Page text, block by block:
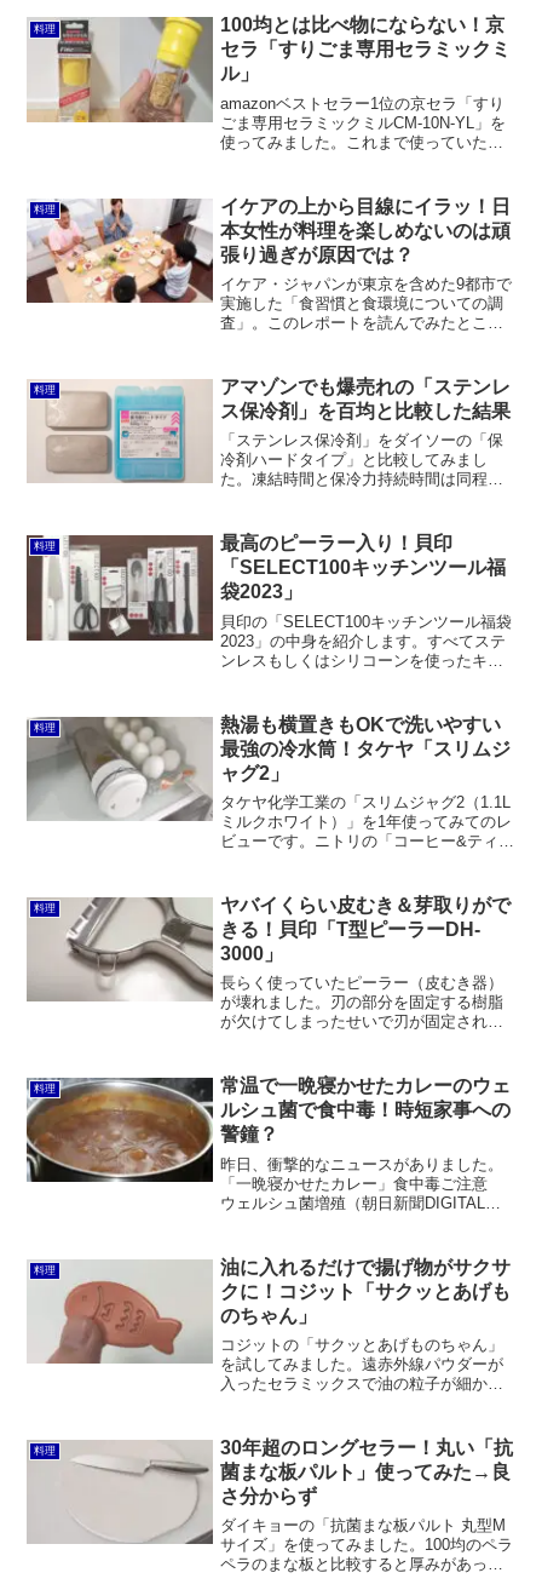
たい私は、凝った調理器具など必要あり
ません。宝の持ち腐れにな...
料理
100均とは比べ物にならない！京
セラ「すりごま専用セラミックミ
ル」
amazonベストセラー1位の京セラ「すり
ごま専用セラミックミルCM-10N-YL」を
使ってみました。これまで使っていたダ
れます。
料理
イケアの上から目線にイラッ！日
本女性が料理を楽しめないのは頑
張り過ぎが原因では？
イケア・ジャパンが東京を含めた9都市で
実施した「食習慣と食環境についての調
査」。このレポートを読んでみたとこ
「イラッ！」としました。 ほとんどの人
にとって料理は“楽しくな...
料理
アマゾンでも爆売れの「ステンレ
ス保冷剤」を百均と比較した結果
「ステンレス保冷剤」をダイソーの「保
冷剤ハードタイプ」と比較してみまし
た。凍結時間と保冷力持続時間は同程
SUS304ステンレスで衛生的である点はメ
リットです。
料理
最高のピーラー入り！貝印
「SELECT100キッチンツール福
袋2023」
貝印の「SELECT100キッチンツール福袋
2023」の中身を紹介します。すべてステ
ンレスもしくはシリコーンを使ったキッ
が、だからこそ気軽に使いやすく、それ
でいて長く使えるものばかりだと思いま
す。
料理
熱湯も横置きもOKで洗いやすい
最強の冷水筒！タケヤ「スリムジ
ャグ2」
タケヤ化学工業の「スリムジャグ2（1.1L
ミルクホワイト）」を1年使ってみてのレ
ビューです。ニトリの「コーヒー&ティー
などの問題があったので買い替えたので
すが、非常に満足です。
料理
ヤバイくらい皮むき＆芽取りがで
きる！貝印「T型ピーラーDH-
3000」
長らく使っていたピーラー（皮むき器）
が壊れました。刃の部分を固定する樹脂
が欠けてしまったせいで刃が固定されな
こで新しいピーラーに買い替えること
に。「主夫」も立派な職業で...
料理
常温で一晩寝かせたカレーのウェ
ルシュ菌で食中毒！時短家事への
警鐘？
昨日、衝撃的なニュースがありました。
「一晩寝かせたカレー」食中毒ご注意
ウェルシュ菌増殖（朝日新聞DIGITAL）
ろ、園児と職員が「ウェルシュ菌」によ
る食中毒になったとい...
料理
油に入れるだけで揚げ物がサクサ
クに！コジット「サクッとあげも
のちゃん」
コジットの「サクッとあげものちゃん」
を試してみました。遠赤外線パウダーが
入ったセラミックスで油の粒子が細かく
抗酸化効果で油の酸化を抑えるというの
は実感できず。いつもよりはマシかもし
れませんが油は汚れます。
料理
30年超のロングセラー！丸い「抗
菌まな板パルト」使ってみた→良
さ分からず
ダイキョーの「抗菌まな板パルト 丸型M
サイズ」を使ってみました。100均のペラ
ペラのまな板と比較すると厚みがあって